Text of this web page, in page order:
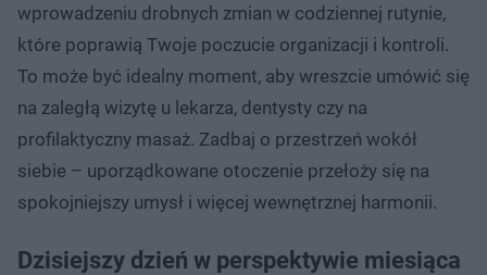
wprowadzeniu drobnych zmian w codziennej rutynie,
które poprawią Twoje poczucie organizacji i kontroli.
To może być idealny moment, aby wreszcie umówić się
na zaległą wizytę u lekarza, dentysty czy na
profilaktyczny masaż. Zadbaj o przestrzeń wokół
siebie – uporządkowane otoczenie przełoży się na
spokojniejszy umysł i więcej wewnętrznej harmonii.
Dzisiejszy dzień w perspektywie miesiąca